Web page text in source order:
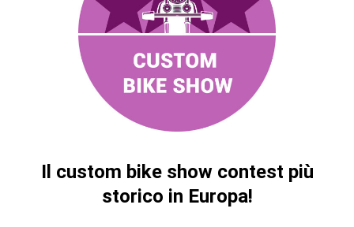
Il custom bike show contest più
storico in Europa!